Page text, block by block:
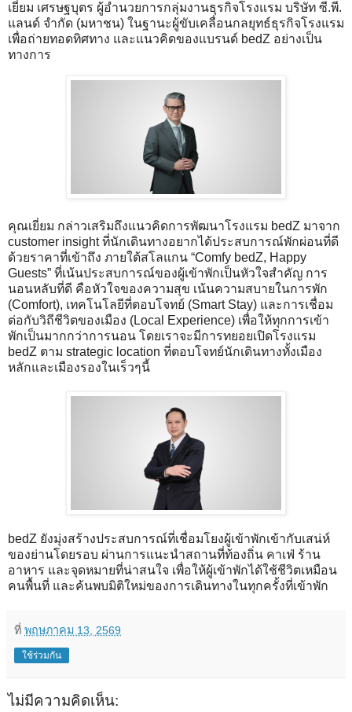
เยี่ยม เศรษฐบุตร ผู้อำนวยการกลุ่มงานธุรกิจโรงแรม บริษัท ซี.พี.
แลนด์ จำกัด (มหาชน) ในฐานะผู้ขับเคลื่อนกลยุทธ์ธุรกิจโรงแรม
เพื่อถ่ายทอดทิศทาง และแนวคิดของแบรนด์ bedZ อย่างเป็น
ทางการ
คุณเยี่ยม กล่าวเสริมถึงแนวคิดการพัฒนาโรงแรม bedZ มาจาก
customer insight ที่นักเดินทางอยากได้ประสบการณ์พักผ่อนที่ดี
ด้วยราคาที่เข้าถึง ภายใต้สโลแกน “Comfy bedZ, Happy
Guests” ที่เน้นประสบการณ์ของผู้เข้าพักเป็นหัวใจสำคัญ การ
นอนหลับที่ดี คือหัวใจของความสุข เน้นความสบายในการพัก
(Comfort), เทคโนโลยีที่ตอบโจทย์ (Smart Stay) และการเชื่อม
ต่อกับวิถีชีวิตของเมือง (Local Experience) เพื่อให้ทุกการเข้า
พักเป็นมากกว่าการนอน โดยเราจะมีการทยอยเปิดโรงแรม
bedZ ตาม strategic location ที่ตอบโจทย์นักเดินทางทั้งเมือง
หลักและเมืองรองในเร็วๆนี้
bedZ ยังมุ่งสร้างประสบการณ์ที่เชื่อมโยงผู้เข้าพักเข้ากับเสน่ห์
ของย่านโดยรอบ ผ่านการแนะนำสถานที่ท้องถิ่น คาเฟ่ ร้าน
อาหาร และจุดหมายที่น่าสนใจ เพื่อให้ผู้เข้าพักได้ใช้ชีวิตเหมือน
คนพื้นที่ และค้นพบมิติใหม่ของการเดินทางในทุกครั้งที่เข้าพัก
ที่ พฤษภาคม 13, 2569
ใช้ร่วมกัน
ไม่มีความคิดเห็น: